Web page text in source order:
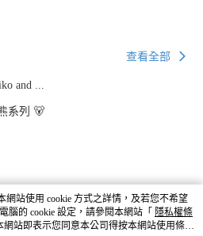
查看全部
and ...
系列 🐻
網站使用 cookie 方式之詳情，及若您不希望
腦的 cookie 設定，請參閱本網站「 隱私權條
網站即表示您同意本公司得按本網站使用條款